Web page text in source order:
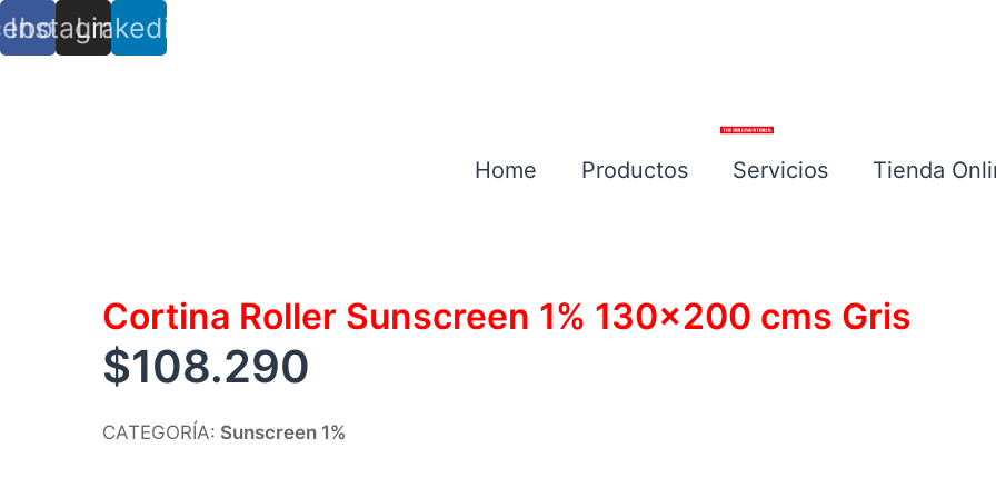
Instagram
Linkedin
Home Productos Servicios
Tienda
Cortina Roller Sunscreen 1% 130×200 cms Gris
$108.290
CATEGORÍA: Sunscreen 1%